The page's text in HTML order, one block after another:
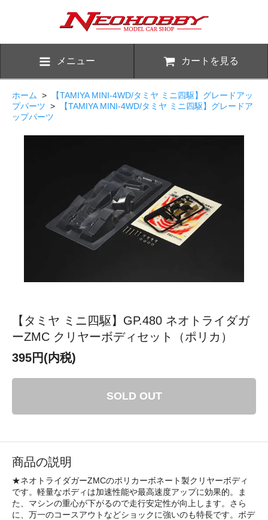
メニュー カートを見る
ホーム >
【TAMIYA MINI-4WD/タミヤ ミニ四駆】グレードアッ
プパーツ >
【TAMIYA MINI-4WD/タミヤ ミニ四駆】グレードア
ップパーツ
【タミヤ ミニ四駆】GP.480 ネオトライダガ
ーZMC クリヤーボディセット（ポリカ）
395円(内税)
SOLD OUT
商品の説明
★ネオトライダガーZMCのポリカーボネート製クリヤーボディ
です。軽量なボディは加速性能や最高速度アップに効果的。ま
た、マシンの重心が下がるので走行安定性が向上します。さら
に、万一のコースアウトなどショックに強いのも特長です。ボデ